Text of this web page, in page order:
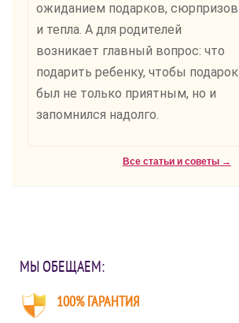
ожиданием подарков, сюрпризов
и тепла. А для родителей
возникает главный вопрос: что
подарить ребенку, чтобы подарок
был не только приятным, но и
запомнился надолго.
Все статьи и советы →
МЫ ОБЕЩАЕМ:
100% ГАРАНТИЯ